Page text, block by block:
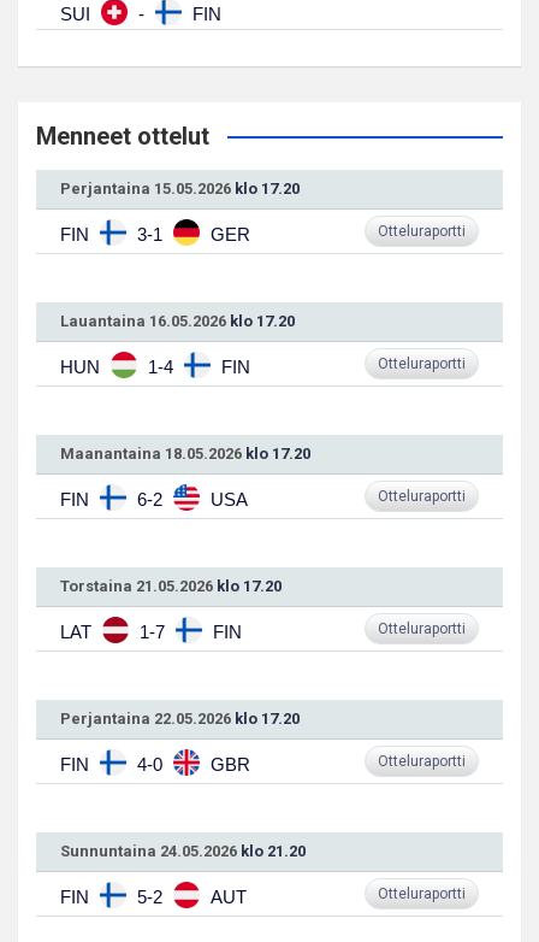
SUI - FIN
Menneet ottelut
Perjantaina 15.05.2026 klo 17.20
FIN 3-1 GER Otteluraportti
Lauantaina 16.05.2026 klo 17.20
HUN 1-4 FIN Otteluraportti
Maanantaina 18.05.2026 klo 17.20
FIN 6-2 USA Otteluraportti
Torstaina 21.05.2026 klo 17.20
LAT 1-7 FIN Otteluraportti
Perjantaina 22.05.2026 klo 17.20
FIN 4-0 GBR Otteluraportti
Sunnuntaina 24.05.2026 klo 21.20
FIN 5-2 AUT Otteluraportti